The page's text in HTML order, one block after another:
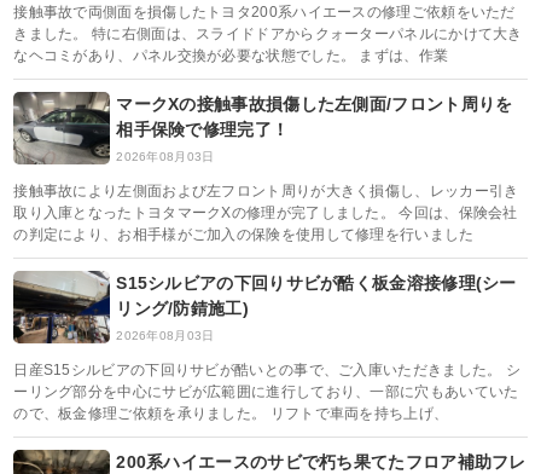
接触事故で両側面を損傷したトヨタ200系ハイエースの修理ご依頼をいただ
きました。 特に右側面は、スライドドアからクォーターパネルにかけて大き
なヘコミがあり、パネル交換が必要な状態でした。 まずは、作業
マークXの接触事故損傷した左側面/フロント周りを
相手保険で修理完了！
2026年08月03日
接触事故により左側面および左フロント周りが大きく損傷し、レッカー引き
取り入庫となったトヨタマークXの修理が完了しました。 今回は、保険会社
の判定により、お相手様がご加入の保険を使用して修理を行いました
S15シルビアの下回りサビが酷く板金溶接修理(シー
リング/防錆施工)
2026年08月03日
日産S15シルビアの下回りサビが酷いとの事で、ご入庫いただきました。 シ
ーリング部分を中心にサビが広範囲に進行しており、一部に穴もあいていた
ので、板金修理ご依頼を承りました。 リフトで車両を持ち上げ、
200系ハイエースのサビで朽ち果てたフロア補助フレ